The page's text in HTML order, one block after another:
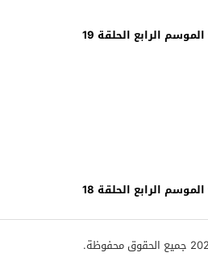
الرابع الحلقة 19
الرابع الحلقة 18